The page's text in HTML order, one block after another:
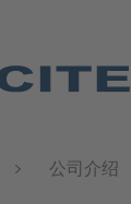
公司介绍